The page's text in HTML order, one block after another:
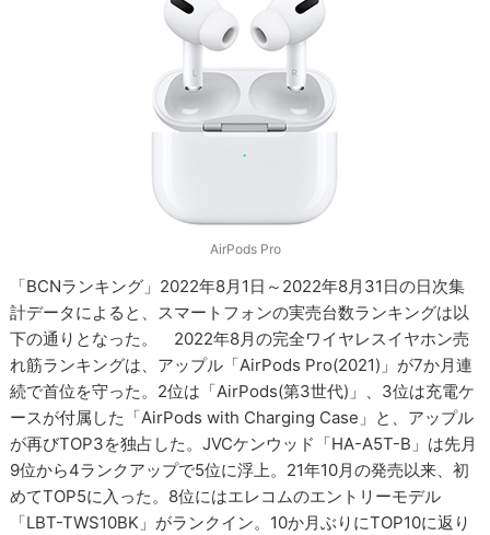
AirPods Pro
「BCNランキング」2022年8月1日～2022年8月31日の日次集
計データによると、スマートフォンの実売台数ランキングは以
下の通りとなった。 2022年8月の完全ワイヤレスイヤホン売
れ筋ランキングは、アップル「AirPods Pro(2021)」が7か月連
続で首位を守った。2位は「AirPods(第3世代)」、3位は充電ケ
ースが付属した「AirPods with Charging Case」と、アップル
が再びTOP3を独占した。JVCケンウッド「HA-A5T-B」は先月
9位から4ランクアップで5位に浮上。21年10月の発売以来、初
めてTOP5に入った。8位にはエレコムのエントリーモデル
「LBT-TWS10BK」がランクイン。10か月ぶりにTOP10に返り